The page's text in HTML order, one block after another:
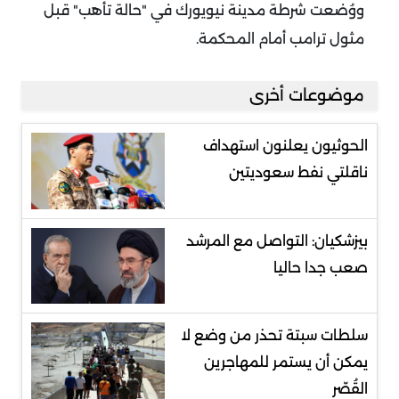
ووُضعت شرطة مدينة نيويورك في "حالة تأهب" قبل
مثول ترامب أمام المحكمة.
موضوعات أخرى
الحوثيون يعلنون استهداف
ناقلتي نفط سعوديتين
بيزشكيان: التواصل مع المرشد
صعب جدا حاليا
سلطات سبتة تحذر من وضع لا
يمكن أن يستمر للمهاجرين
القُصّر